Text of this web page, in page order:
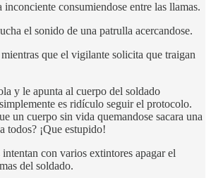
consumiendose entre las llamas.
el sonido de una patrulla acercandose.
que el vigilante solicita que traigan
y le apunta al cuerpo del soldado
es ridículo seguir el protocolo.
un cuerpo sin vida quemandose sacara una
todos? ¡Que estupido!
con varios extintores apagar el
del soldado.